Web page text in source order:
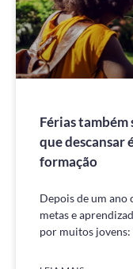
Férias
que descansar
formação
Depois de um ano
metas e
por muitos jovens: